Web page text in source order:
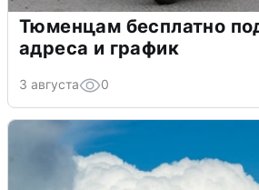
Тюменцам бесплатно
адреса и график
3 августа 0